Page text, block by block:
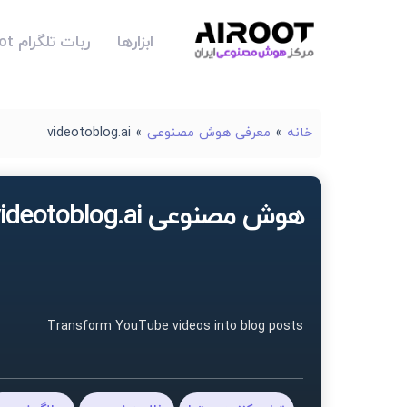
ابزارها ربات تلگرام Airoot
خانه » معرفی هوش مصنوعی »
videotoblog.ai
هوش مصنوعی videotoblog.ai
Transform YouTube videos into blog posts